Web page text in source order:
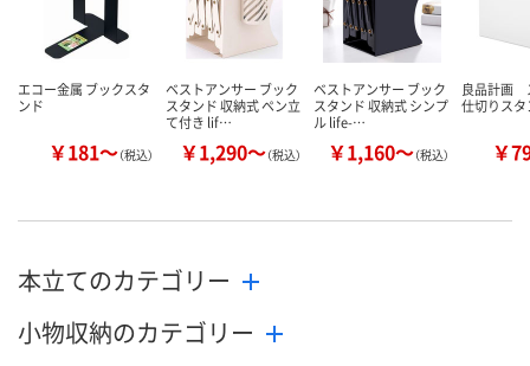
エコー金属 ブックスタ
ンド
￥181～（税込）
ベストアンサー ブック
スタンド 収納式 ペン立
て付き lif…
￥1,290～（税込）
ベストアンサー ブック
スタンド 収納式 シンプ
ル life-…
￥1,160～（税込）
良品計画
仕切りスタ
￥
本立てのカテゴリー
小物収納のカテゴリー